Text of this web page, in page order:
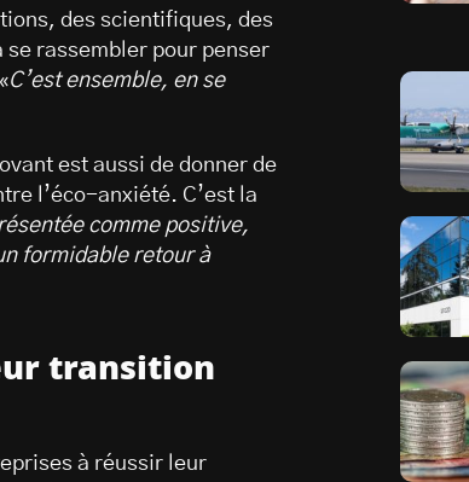
des scientifiques, des
rassembler pour penser
C’est ensemble, en se
est aussi de donner de
l’éco-anxiété. C’est la
comme positive,
formidable retour à
transition
à réussir leur